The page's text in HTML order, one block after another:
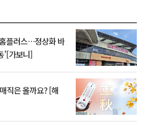
플러스…정상화 바
’[가보니]
직은 올까요? [해